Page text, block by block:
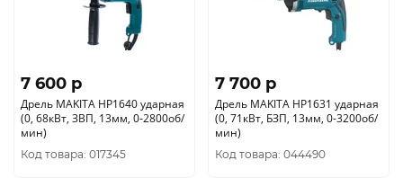
7 600 p
Дрель MAKITA HP1640 ударная
(0, 68кВт, ЗВП, 13мм, 0-2800об/
мин)
Код товара: 017345
7 700 p
Дрель MAKITA HP1631 ударная
(0, 71кВт, БЗП, 13мм, 0-3200об/
мин)
Код товара: 044490